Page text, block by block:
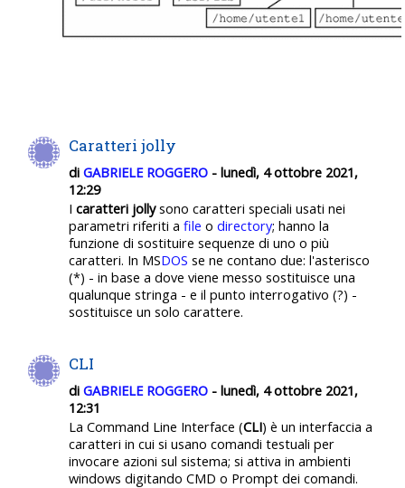
Caratteri jolly
di GABRIELE ROGGERO - lunedì, 4 ottobre 2021,
12:29
I caratteri jollysono caratteri speciali usati nei
parametri riferiti a file o directory; hanno la
funzione di sostituire sequenze di uno o più
caratteri. In MSDOS se ne contano due: l'asterisco
(*) - in base a dove viene messo sostituisce una
qualunque stringa - e il punto interrogativo (?) -
sostituisce un solo carattere.
CLI
di GABRIELE ROGGERO - lunedì, 4 ottobre 2021,
12:31
La Command Line Interface (CLI) è un interfaccia a
caratteri in cui si usano comandi testuali per
invocare azioni sul sistema; si attiva in ambienti
windows digitando CMD o Prompt dei comandi.